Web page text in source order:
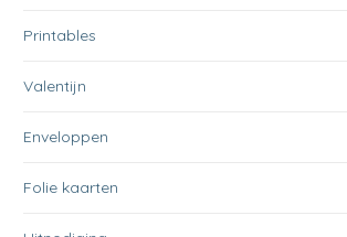
Printables
Valentijn
Enveloppen
Folie kaarten